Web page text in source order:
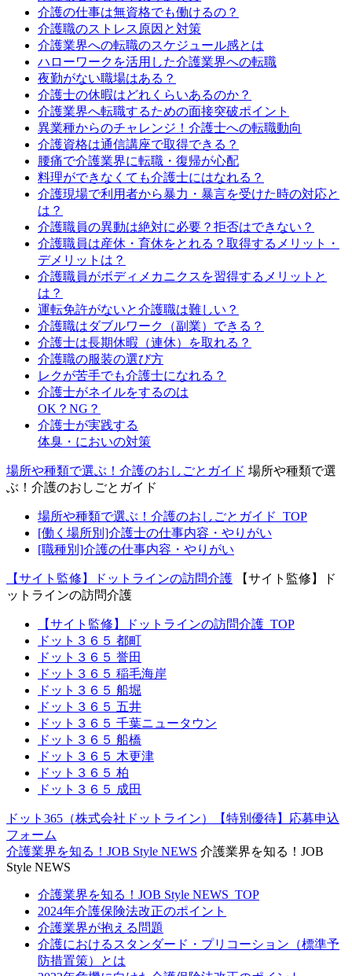
介護の仕事は無資格でも働けるの？
介護職のストレス原因と対策
介護業界への転職のスケジュール感とは
ハローワークを活用した介護業界への転職
夜勤がない職場はある？
介護士の休暇はどれくらいあるのか？
介護業界へ転職するための面接突破ポイント
異業種からのチャレンジ！介護士への転職動向
介護資格は通信講座で取得できる？
腰痛で介護業界に転職・復帰が心配
料理ができなくても介護士にはなれる？
介護現場で利用者から暴力・暴言を受けた時の対応と
は？
介護職員の異動は絶対に必要？拒否はできない？
介護職員は産休・育休をとれる？取得するメリット・
デメリットは？
介護職員がボディメカニクスを習得するメリットと
は？
運転免許がないと介護職は難しい？
介護職はダブルワーク（副業）できる？
介護士は長期休暇（連休）を取れる？
介護職の服装の選び方
レクが苦手でも介護士になれる？
介護士がネイルをするのは
OK？NG？
介護士が実践する
体臭・においの対策
場所や種類で選ぶ！介護のおしごとガイド 場所や種類で選
ぶ！介護のおしごとガイド
場所や種類で選ぶ！介護のおしごとガイド_TOP
[働く場所別]介護士の仕事内容・やりがい
[職種別]介護の仕事内容・やりがい
【サイト監修】ドットラインの訪問介護
【サイト監修】ド
ットラインの訪問介護
【サイト監修】ドットラインの訪問介護_TOP
ドット３６５ 都町
ドット３６５ 誉田
ドット３６５ 稲毛海岸
ドット３６５ 船堀
ドット３６５ 五井
ドット３６５ 千葉ニュータウン
ドット３６５ 船橋
ドット３６５ 木更津
ドット３６５ 柏
ドット３６５ 成田
ドット365（株式会社ドットライン）【特別優待】応募申込
フォーム
介護業界を知る！JOB Style NEWS 介護業界を知る！JOB
Style NEWS
介護業界を知る！JOB Style NEWS_TOP
2024年介護保険法改正のポイント
介護業界が抱える問題
介護におけるスタンダード・プリコーション（標準予
防措置策）とは